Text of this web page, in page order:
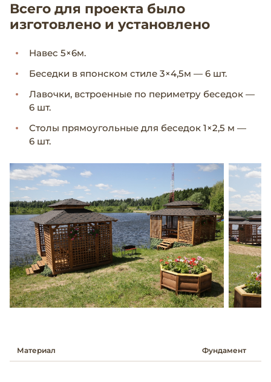
Всего для проекта было
изготовлено и установлено
Навес 5×6м.
Беседки в японском стиле 3×4,5м — 6 шт.
Лавочки, встроенные по периметру беседок —
6 шт.
Столы прямоугольные для беседок 1×2,5 м —
6 шт.
Материал Фундамент